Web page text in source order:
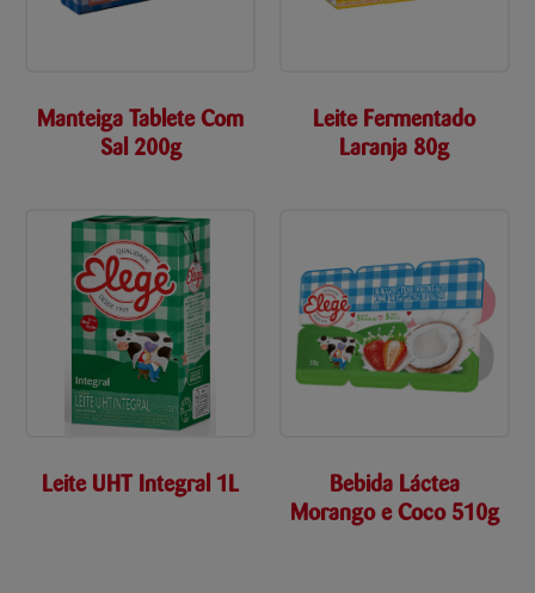
Manteiga Tablete Com
Sal 200g
Leite Fermentado
Laranja 80g
Leite UHT Integral 1L
Bebida Láctea
Morango e Coco 510g